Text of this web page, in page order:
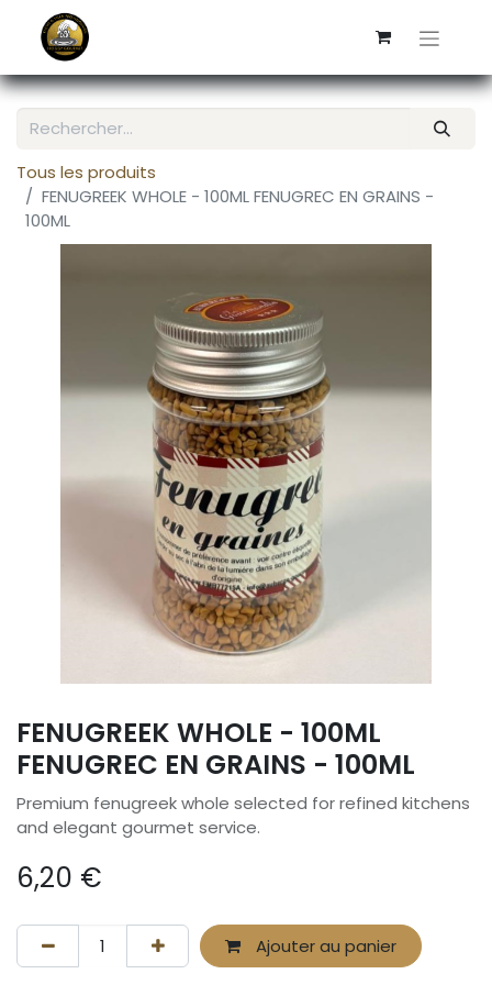
Tous les produits
FENUGREEK WHOLE - 100ML FENUGREC EN GRAINS -
100ML
FENUGREEK WHOLE - 100ML
FENUGREC EN GRAINS - 100ML
Premium fenugreek whole selected for refined kitchens
and elegant gourmet service.
6,20 €
Ajouter au panier